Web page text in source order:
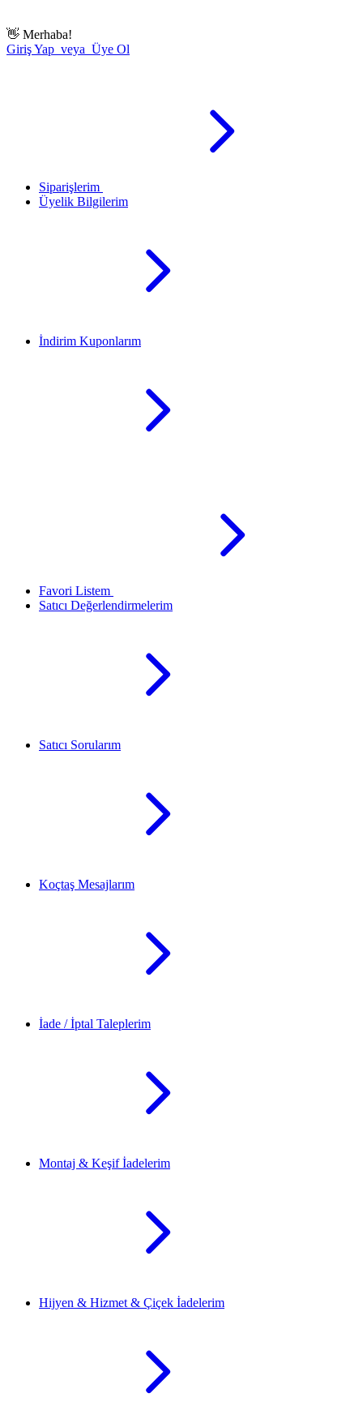
👋 Merhaba!
Giriş Yap veya Üye Ol
Siparişlerim
Üyelik Bilgilerim
İndirim Kuponlarım
Favori Listem
Satıcı Değerlendirmelerim
Satıcı Sorularım
Koçtaş Mesajlarım
İade / İptal Taleplerim
Montaj & Keşif İadelerim
Hijyen & Hizmet & Çiçek İadelerim